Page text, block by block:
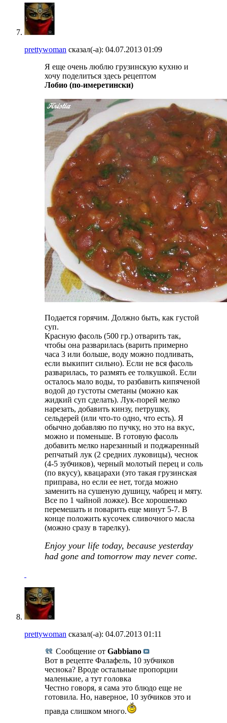
prettywoman сказал(-а): 04.07.2013 01:09
Я еще очень люблю грузинскую кухню и
хочу поделиться здесь рецептом
Лобио (по-имеретински)
Подается горячим. Должно быть, как густой
суп.
Красную фасоль (500 гр.) отварить так,
чтобы она разварилась (варить примерно
часа 3 или больше, воду можно подливать,
если выкипит сильно). Если не вся фасоль
разварилась, то размять ее толкушкой. Если
осталось мало воды, то разбавить кипяченой
водой до густоты сметаны (можно как
жидкий суп сделать). Лук-порей мелко
нарезать, добавить кинзу, петрушку,
сельдерей (или что-то одно, что есть). Я
обычно добавляю по пучку, но это на вкус,
можно и поменьше. В готовую фасоль
добавить мелко нарезанный и поджаренный
репчатый лук (2 средних луковицы), чеснок
(4-5 зубчиков), черный молотый перец и соль
(по вкусу), квацарахи (это такая грузинская
приправа, но если ее нет, тогда можно
заменить на сушеную душицу, чабрец и мяту.
Все по 1 чайной ложке). Все хорошенько
перемешать и поварить еще минут 5-7. В
конце положить кусочек сливочного масла
(можно сразу в тарелку).
Enjoy your life today, because yesterday
had gone and tomorrow may never come.
prettywoman сказал(-а): 04.07.2013 01:11
Сообщение от Gabbiano
Вот в рецепте Фалафель, 10 зубчиков
чеснока? Вроде остальные пропорции
маленькие, а тут головка
Честно говоря, я сама это блюдо еще не
готовила. Но, наверное, 10 зубчиков это и
правда слишком много.